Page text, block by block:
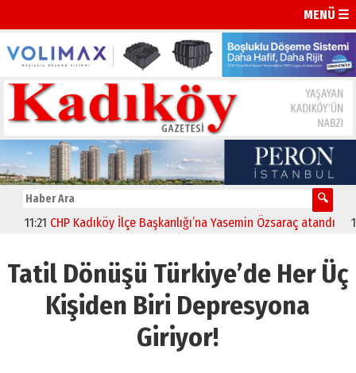
MENÜ ☰
CHP Kadıköy İlçe Başkanlığı’na Yasemin Özsaraç atandı 11:14
Tatil Dönüşü Türkiye’de Her Üç
Kişiden Biri Depresyona
Giriyor!